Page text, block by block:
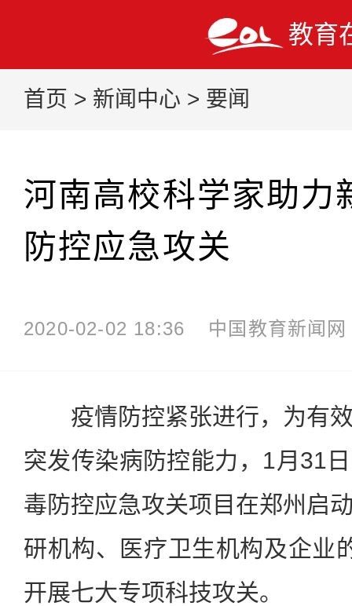
教育
首页 > 新闻中心 > 要闻
河南高校科学家助力
防控应急攻关
2020-02-02 18:36 中国教育新闻网
疫情防控紧张进行，为有效
突发传染病防控能力，1月31
毒防控应急攻关项目在郑州启
研机构、医疗卫生机构及企业
开展七大专项科技攻关。